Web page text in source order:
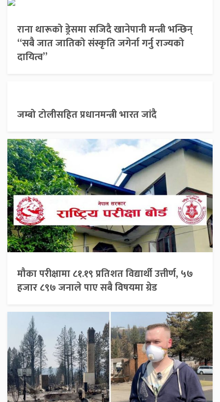
राना थारूको ड्रेसमा सजिदै खानेपानी मन्त्री भन्छिन्
“सबै जात जातिको संस्कृति जगेर्ना गर्नु राज्यको
दायित्व”
जम्बो टोलीसहित प्रधानमन्त्री भारत जांदै
मौका परीक्षामा ८१.१९ प्रतिशत विद्यार्थी उत्तीर्ण, ५७
हजार ८९७ जनाले पाए सबै विषयमा ग्रेड